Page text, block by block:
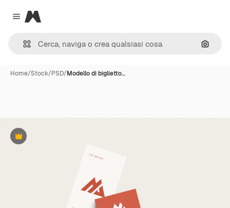
Close menu
Magnific
Cerca
Home/Stock/PSD/Modello di biglietto…
Premium